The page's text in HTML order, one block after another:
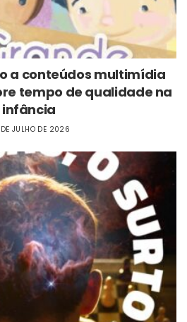
a conteúdos multimídia
tempo de qualidade na
infância
JULHO DE 2026